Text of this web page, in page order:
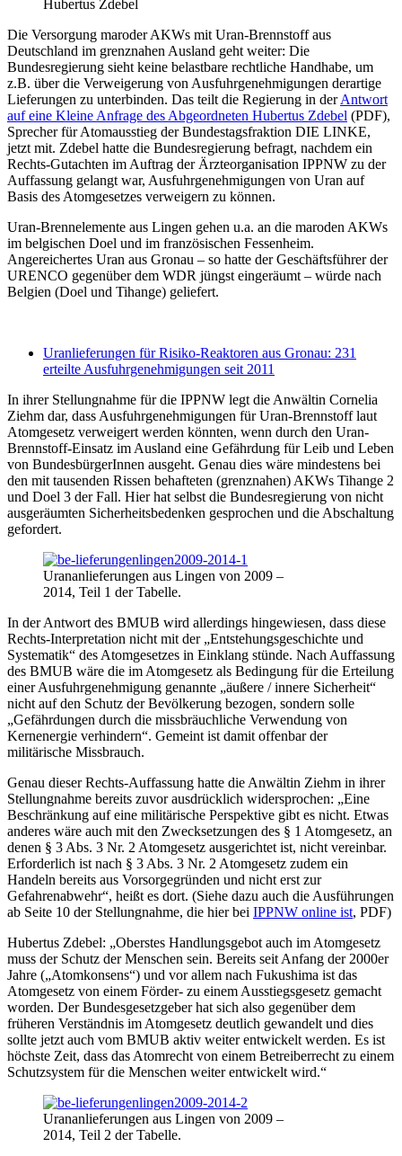
Hubertus Zdebel
Die Versorgung maroder AKWs mit Uran-Brennstoff aus
Deutschland im grenznahen Ausland geht weiter: Die
Bundesregierung sieht keine belastbare rechtliche Handhabe, um
z.B. über die Verweigerung von Ausfuhrgenehmigungen derartige
Lieferungen zu unterbinden. Das teilt die Regierung in derAntwort
auf eine Kleine Anfrage des Abgeordneten Hubertus Zdebel (PDF),
Sprecher für Atomausstieg der Bundestagsfraktion DIE LINKE,
jetzt mit. Zdebel hatte die Bundesregierung befragt, nachdem ein
Rechts-Gutachten im Auftrag der Ärzteorganisation IPPNW zu der
Auffassung gelangt war, Ausfuhrgenehmigungen von Uran auf
Basis des Atomgesetzes verweigern zu können.
Uran-Brennelemente aus Lingen gehen u.a. an die maroden AKWs
im belgischen Doel und im französischen Fessenheim.
Angereichertes Uran aus Gronau – so hatte der Geschäftsführer der
URENCO gegenüber dem WDR jüngst eingeräumt – würde nach
Belgien (Doel und Tihange) geliefert.
Uranlieferungen für Risiko-Reaktoren aus Gronau: 231
erteilte Ausfuhrgenehmigungen seit 2011
In ihrer Stellungnahme für die IPPNW legt die Anwältin Cornelia
Ziehm dar, dass Ausfuhrgenehmigungen für Uran-Brennstoff laut
Atomgesetz verweigert werden könnten, wenn durch den Uran-
Brennstoff-Einsatz im Ausland eine Gefährdung für Leib und Leben
von BundesbürgerInnen ausgeht. Genau dies wäre mindestens bei
den mit tausenden Rissen behafteten (grenznahen) AKWs Tihange 2
und Doel 3 der Fall. Hier hat selbst die Bundesregierung von nicht
ausgeräumten Sicherheitsbedenken gesprochen und die Abschaltung
gefordert.
Urananlieferungen aus Lingen von 2009 –
2014, Teil 1 der Tabelle.
In der Antwort des BMUB wird allerdings hingewiesen, dass diese
Rechts-Interpretation nicht mit der „Entstehungsgeschichte und
Systematik“ des Atomgesetzes in Einklang stünde. Nach Auffassung
des BMUB wäre die im Atomgesetz als Bedingung für die Erteilung
einer Ausfuhrgenehmigung genannte „äußere / innere Sicherheit“
nicht auf den Schutz der Bevölkerung bezogen, sondern solle
„Gefährdungen durch die missbräuchliche Verwendung von
Kernenergie verhindern“. Gemeint ist damit offenbar der
militärische Missbrauch.
Genau dieser Rechts-Auffassung hatte die Anwältin Ziehm in ihrer
Stellungnahme bereits zuvor ausdrücklich widersprochen: „Eine
Beschränkung auf eine militärische Perspektive gibt es nicht. Etwas
anderes wäre auch mit den Zwecksetzungen des § 1 Atomgesetz, an
denen § 3 Abs. 3 Nr. 2 Atomgesetz ausgerichtet ist, nicht vereinbar.
Erforderlich ist nach § 3 Abs. 3 Nr. 2 Atomgesetz zudem ein
Handeln bereits aus Vorsorgegründen und nicht erst zur
Gefahrenabwehr“, heißt es dort. (Siehe dazu auch die Ausführungen
ab Seite 10 der Stellungnahme, die hier bei IPPNW online ist, PDF)
Hubertus Zdebel: „Oberstes Handlungsgebot auch im Atomgesetz
muss der Schutz der Menschen sein. Bereits seit Anfang der 2000er
Jahre („Atomkonsens“) und vor allem nach Fukushima ist das
Atomgesetz von einem Förder- zu einem Ausstiegsgesetz gemacht
worden. Der Bundesgesetzgeber hat sich also gegenüber dem
früheren Verständnis im Atomgesetz deutlich gewandelt und dies
sollte jetzt auch vom BMUB aktiv weiter entwickelt werden. Es ist
höchste Zeit, dass das Atomrecht von einem Betreiberrecht zu einem
Schutzsystem für die Menschen weiter entwickelt wird.“
Urananlieferungen aus Lingen von 2009 –
2014, Teil 2 der Tabelle.